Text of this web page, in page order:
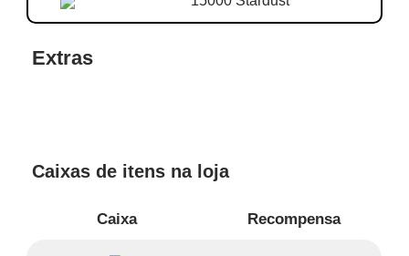
Extras
Caixas de itens na loja
Caixa Recompensa